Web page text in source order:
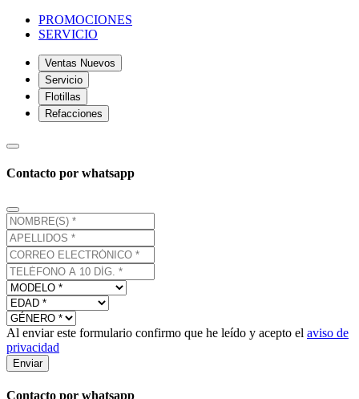
PROMOCIONES
SERVICIO
Ventas Nuevos
Servicio
Flotillas
Refacciones
Contacto por whatsapp
Al enviar este formulario confirmo que he leído y acepto el aviso de
privacidad
Enviar
Contacto por whatsapp